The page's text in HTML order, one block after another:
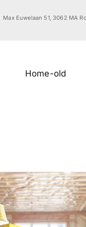
Max Euwelaan 51, 3062 MA
Home-old